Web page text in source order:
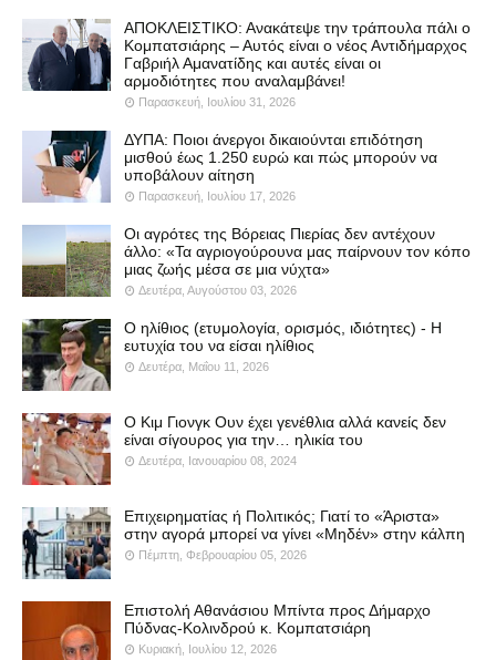
ΑΠΟΚΛΕΙΣΤΙΚΟ: Ανακάτεψε την τράπουλα πάλι ο
Κομπατσιάρης – Αυτός είναι ο νέος Αντιδήμαρχος
Γαβριήλ Αμανατίδης και αυτές είναι οι
αρμοδιότητες που αναλαμβάνει!
Παρασκευή, Ιουλίου 31, 2026
ΔΥΠΑ: Ποιοι άνεργοι δικαιούνται επιδότηση
μισθού έως 1.250 ευρώ και πώς μπορούν να
υποβάλουν αίτηση
Παρασκευή, Ιουλίου 17, 2026
Οι αγρότες της Βόρειας Πιερίας δεν αντέχουν
άλλο: «Τα αγριογούρουνα μας παίρνουν τον κόπο
μιας ζωής μέσα σε μια νύχτα»
Δευτέρα, Αυγούστου 03, 2026
Ο ηλίθιος (ετυμολογία, ορισμός, ιδιότητες) - Η
ευτυχία του να είσαι ηλίθιος
Δευτέρα, Μαΐου 11, 2026
Ο Κιμ Γιονγκ Ουν έχει γενέθλια αλλά κανείς δεν
είναι σίγουρος για την… ηλικία του
Δευτέρα, Ιανουαρίου 08, 2024
Επιχειρηματίας ή Πολιτικός; Γιατί το «Άριστα»
στην αγορά μπορεί να γίνει «Μηδέν» στην κάλπη
Πέμπτη, Φεβρουαρίου 05, 2026
Επιστολή Αθανάσιου Μπίντα προς Δήμαρχο
Πύδνας-Κολινδρού κ. Κομπατσιάρη
Κυριακή, Ιουλίου 12, 2026